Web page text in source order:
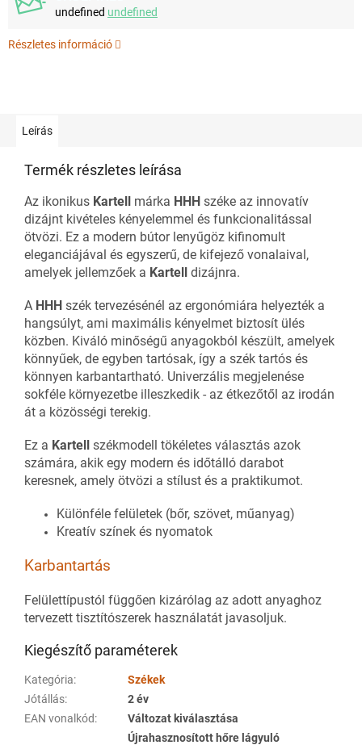
undefined undefined
Részletes információ
Leírás
Termék részletes leírása
Az ikonikus Kartell márka HHH széke az innovatív
dizájnt kivételes kényelemmel és funkcionalitással
ötvözi. Ez a modern bútor lenyűgöz kifinomult
eleganciájával és egyszerű, de kifejező vonalaival,
amelyek jellemzőek a Kartell dizájnra.
A HHH szék tervezésénél az ergonómiára helyezték a
hangsúlyt, ami maximális kényelmet biztosít ülés
közben. Kiváló minőségű anyagokból készült, amelyek
könnyűek, de egyben tartósak, így a szék tartós és
könnyen karbantartható. Univerzális megjelenése
sokféle környezetbe illeszkedik - az étkezőtől az irodán
át a közösségi terekig.
Ez a Kartell székmodell tökéletes választás azok
számára, akik egy modern és időtálló darabot
keresnek, amely ötvözi a stílust és a praktikumot.
Különféle felületek (bőr, szövet, műanyag)
Kreatív színek és nyomatok
Karbantartás
Felülettípustól függően kizárólag az adott anyaghoz
tervezett tisztítószerek használatát javasoljuk.
Kiegészítő paraméterek
Kategória:
Székek
Jótállás:
2 év
EAN vonalkód: Változat kiválasztása
Újrahasznosított hőre lágyuló